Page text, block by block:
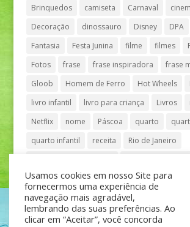
Brinquedos
camiseta Carnaval
Decoração
dinossauro Disney DPA
Fantasia
Festa Junina filme filmes
Fotos
frase frase inspiradora
frase
Gloob
Homem de Ferro Hot Wheels
livro infantil
livro para criança Livros
Netflix
nome Páscoa quarto
quarto infantil
receita
Rio de Janeiro
Shopping Vila
São Paulo
teatro tênis
Usamos cookies em nosso Site para
fornecermos uma experiência de
navegação mais agradável,
lembrando das suas preferências. Ao
clicar em “Aceitar”, você concorda